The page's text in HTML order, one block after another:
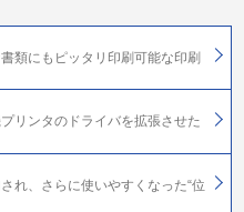
類にもピッタリ印刷可能な印刷
リンタのドライバを拡張させた
れ、さらに使いやすくなった“位